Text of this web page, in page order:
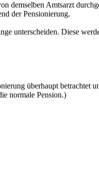
demselben Amtsarzt
der Pensionierung.
unterscheiden. Diese
überhaupt
normale Pension.)